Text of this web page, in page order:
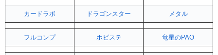
カードラボ ドラゴンスター メタル
フルコンプ ホビステ 竜星のPAO